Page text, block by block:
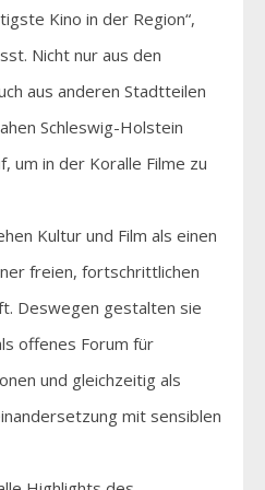
Kino in der Region“,
Nicht nur aus den
aus anderen Stadtteilen
Schleswig-Holstein
um in der Koralle Filme zu
Kultur und Film als einen
freien, fortschrittlichen
Deswegen gestalten sie
offenes Forum für
und gleichzeitig als
mit sensiblen